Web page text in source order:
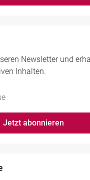
Newsletter und
Inhalten.
Jetzt abonnieren